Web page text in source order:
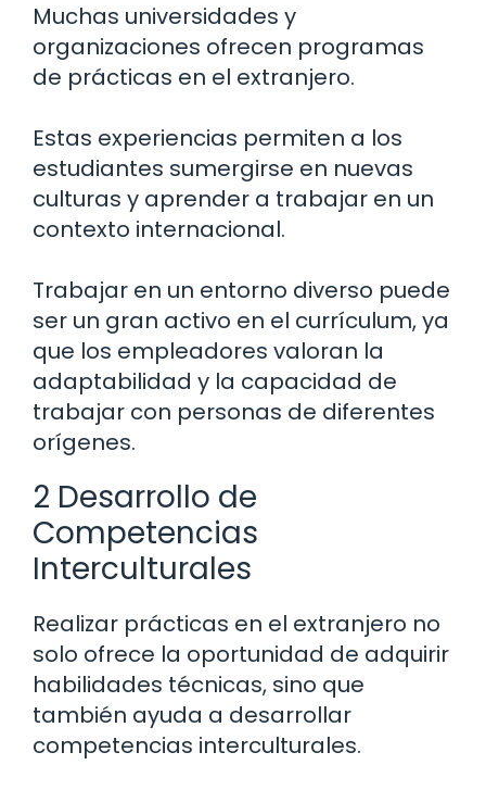
Muchas universidades y
organizaciones ofrecen programas
de prácticas en el extranjero.
Estas experiencias permiten a los
estudiantes sumergirse en nuevas
culturas y aprender a trabajar en un
contexto internacional.
Trabajar en un entorno diverso puede
ser un gran activo en el currículum, ya
que los empleadores valoran la
adaptabilidad y la capacidad de
trabajar con personas de diferentes
orígenes.
2 Desarrollo de
Competencias
Interculturales
Realizar prácticas en el extranjero no
solo ofrece la oportunidad de adquirir
habilidades técnicas, sino que
también ayuda a desarrollar
competencias interculturales.